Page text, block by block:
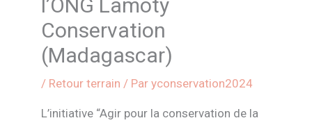
l’ONG Lamoty
Conservation
(Madagascar)
/ Retour terrain / Paryconservation2024
L’initiative “Agir pour la conservation de la